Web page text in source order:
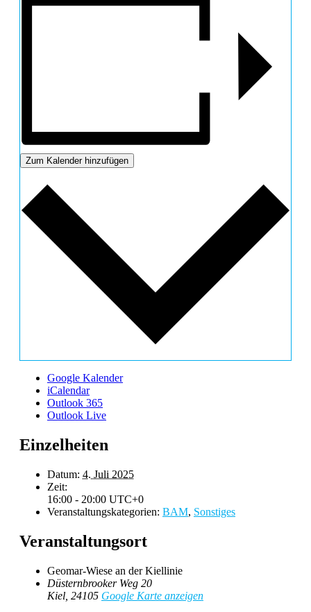
Zum Kalender hinzufügen
Google Kalender
iCalendar
Outlook 365
Outlook Live
Einzelheiten
Datum: 4. Juli 2025
Zeit:
16:00 - 20:00 UTC+0
Veranstaltungskategorien: BAM, Sonstiges
Veranstaltungsort
Geomar-Wiese an der Kiellinie
Düsternbrooker Weg 20
Kiel 24105 Google Karte anzeigen